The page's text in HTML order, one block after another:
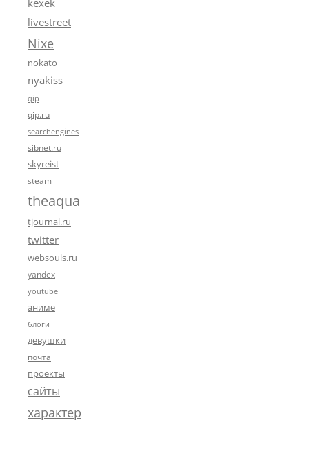
kexek
livestreet
Nixe
nokato
nyakiss
qip
qip.ru
searchengines
sibnet.ru
skyreist
steam
theaqua
tjournal.ru
twitter
websouls.ru
yandex
youtube
аниме
блоги
девушки
почта
проекты
сайты
характер